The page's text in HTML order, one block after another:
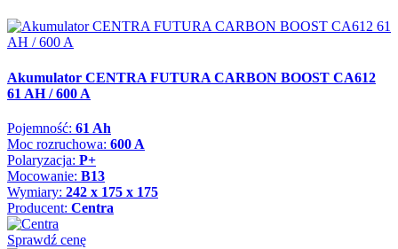
Akumulator CENTRA FUTURA CARBON BOOST CA612
61 AH / 600 A
Pojemność: 61 Ah
Moc rozruchowa: 600 A
Polaryzacja: P+
Mocowanie: B13
Wymiary: 242 x 175 x 175
Producent: Centra
Sprawdź cenę